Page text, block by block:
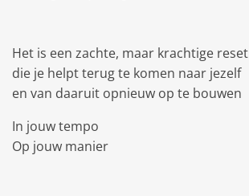
Het is een zachte, maar krachtige reset
die je helpt terug te komen naar jezelf
en van daaruit opnieuw op te bouwen
In jouw tempo
Op jouw manier